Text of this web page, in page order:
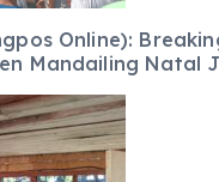
Online):
Mandailing Natal